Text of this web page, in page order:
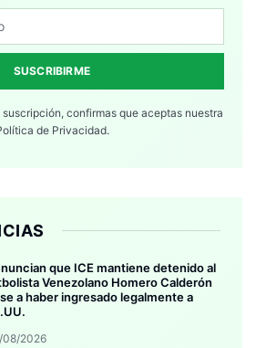
SUSCRIBIRME
confirmas que aceptas nuestra
de Privacidad.
que ICE mantiene detenido al
Venezolano Homero Calderón
a haber ingresado legalmente a
08/2026